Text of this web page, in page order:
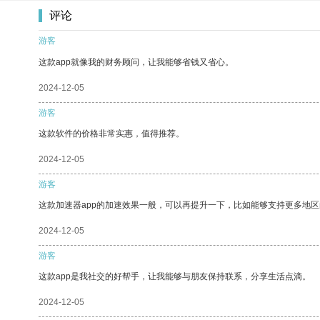
评论
游客
这款app就像我的财务顾问，让我能够省钱又省心。
2024-12-05
游客
这款软件的价格非常实惠，值得推荐。
2024-12-05
游客
这款加速器app的加速效果一般，可以再提升一下，比如能够支持更多地区
2024-12-05
游客
这款app是我社交的好帮手，让我能够与朋友保持联系，分享生活点滴。
2024-12-05